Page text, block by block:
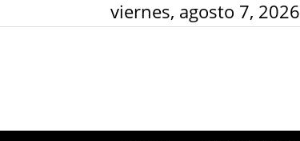
viernes, agosto 7, 2026